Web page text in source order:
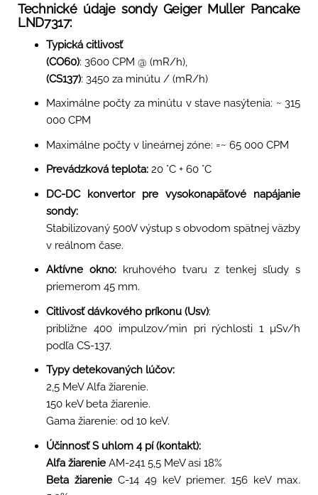
Technické údaje sondy Geiger Muller Pancake
LND7317:
Typická citlivosť
(CO60): 3600 CPM @ (mR/h),
(CS137): 3450 za minútu / (mR/h)
Maximálne počty za minútu v stave nasýtenia: ~ 315
000 CPM
Maximálne počty v lineárnej zóne: =~ 65 000 CPM
Prevádzková teplota: 20 °C + 60 °C
DC-DC konvertor pre vysokonapäťové napájanie
sondy:
Stabilizovaný 500V výstup s obvodom spätnej väzby
v reálnom čase.
Aktívne okno: kruhového tvaru z tenkej sľudy s
priemerom 45 mm.
Citlivosť dávkového príkonu (Usv):
približne 400 impulzov/min pri rýchlosti 1 µSv/h
podľa CS-137.
Typy detekovaných lúčov:
2,5 MeV Alfa žiarenie.
150 keV beta žiarenie.
Gama žiarenie: od 10 keV.
Účinnosť S uhlom 4 pí (kontakt):
Alfa žiarenie AM-241 5,5 MeV asi 18%
Beta žiarenie C-14 49 keV priemer. 156 keV max.